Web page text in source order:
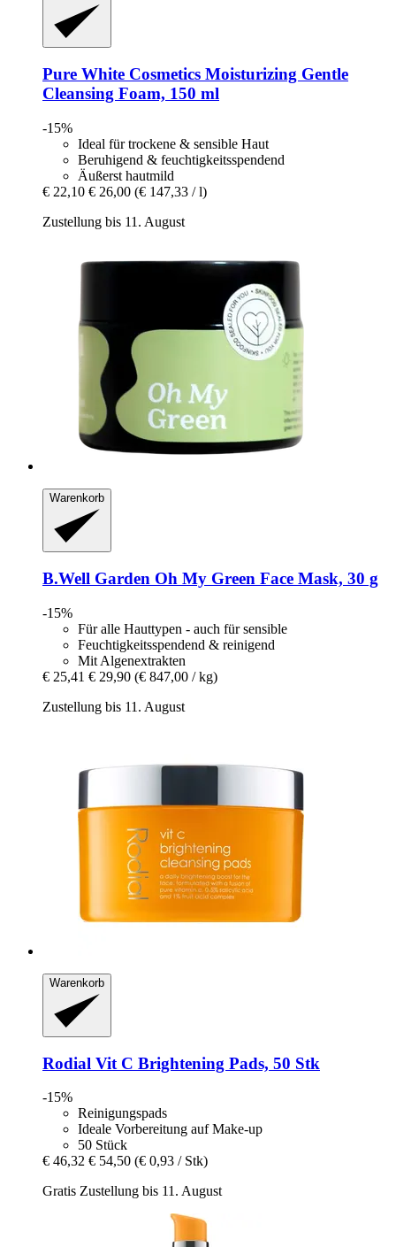
Pure White Cosmetics Moisturizing Gentle
Cleansing Foam, 150 ml
-15%
Ideal für trockene & sensible Haut
Beruhigend & feuchtigkeitsspendend
Äußerst hautmild
€ 22,10 € 26,00 (€ 147,33 / l)
Zustellung bis 11. August
Warenkorb
B.Well Garden Oh My Green Face Mask, 30 g
-15%
Für alle Hauttypen - auch für sensible
Feuchtigkeitsspendend & reinigend
Mit Algenextrakten
€ 25,41 € 29,90 (€ 847,00 / kg)
Zustellung bis 11. August
Warenkorb
Rodial Vit C Brightening Pads, 50 Stk
-15%
Reinigungspads
Ideale Vorbereitung auf Make-up
50 Stück
€ 46,32 € 54,50 (€ 0,93 / Stk)
Gratis Zustellung bis 11. August